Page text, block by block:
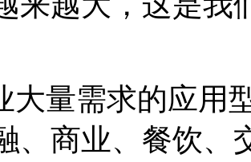
大量需求的应用
、商业、餐饮、